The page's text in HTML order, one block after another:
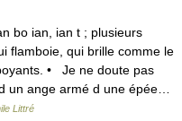
bo ian, ian t ; plusieurs
flamboie, qui brille comme le
• Je ne doute pas
un ange armé d une épée…
Littré